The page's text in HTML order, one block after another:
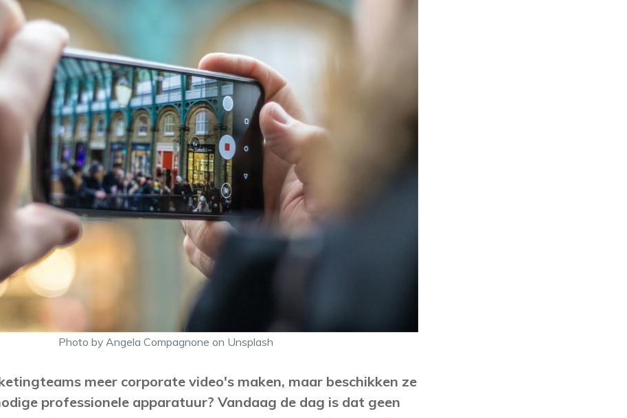
Photo by Angela Compagnone on Unsplash
meer corporate video's maken, maar beschikken ze
professionele apparatuur? Vandaag de dag is dat geen